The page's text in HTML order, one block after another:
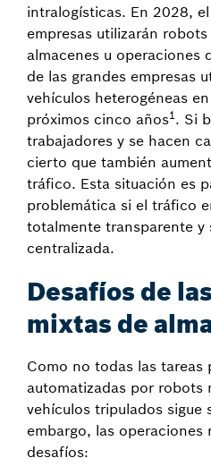
intralogísticas. En 2028,
empresas utilizarán
almacenes u operaciones
de las grandes empresas
vehículos heterogéneas
próximos cinco años1. Si
trabajadores y se hacen
cierto que también
tráfico. Esta situación es
problemática si el tráfico
totalmente transparente y
centralizada.
Desafíos de
mixtas de
Como no todas las tareas
automatizadas por robots
vehículos tripulados sigue
embargo, las operaciones
desafíos: